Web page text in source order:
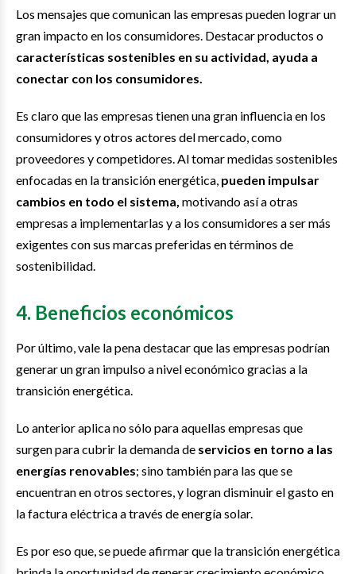
Los mensajes que comunican las empresas pueden lograr un
gran impacto en los consumidores. Destacar productos o
características sostenibles en su actividad, ayuda a
conectar con los consumidores.
Es claro que las empresas tienen una gran influencia en los
consumidores y otros actores del mercado, como
proveedores y competidores. Al tomar medidas sostenibles
enfocadas en la transición energética, pueden impulsar
cambios en todo el sistema, motivando así a otras
empresas a implementarlas y a los consumidores a ser más
exigentes con sus marcas preferidas en términos de
sostenibilidad.
4. Beneficios económicos
Por último, vale la pena destacar que las empresas podrían
generar un gran impulso a nivel económico gracias a la
transición energética.
Lo anterior aplica no sólo para aquellas empresas que
surgen para cubrir la demanda de servicios en torno a las
energías renovables; sino también para las que se
encuentran en otros sectores, y logran disminuir el gasto en
la factura eléctrica a través de energía solar.
Es por eso que, se puede afirmar que la transición energética